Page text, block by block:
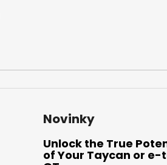
Novinky
Unlock the True
of Your Taycan or e-